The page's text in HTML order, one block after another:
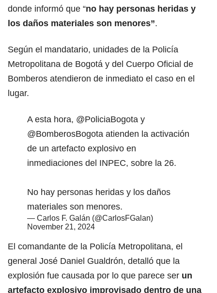
donde informó que “no hay personas heridas y
los daños materiales son menores”.
Según el mandatario, unidades de la Policía
Metropolitana de Bogotá y del Cuerpo Oficial de
Bomberos atendieron de inmediato el caso en el
lugar.
A esta hora, @PoliciaBogota y
@BomberosBogota atienden la activación
de un artefacto explosivo en
inmediaciones del INPEC, sobre la 26.
No hay personas heridas y los daños
materiales son menores.
— Carlos F. Galán (@CarlosFGalan)
November 21, 2024
El comandante de la Policía Metropolitana, el
general José Daniel Gualdrón, detalló que la
explosión fue causada por lo que parece ser un
artefacto explosivo improvisado dentro de una